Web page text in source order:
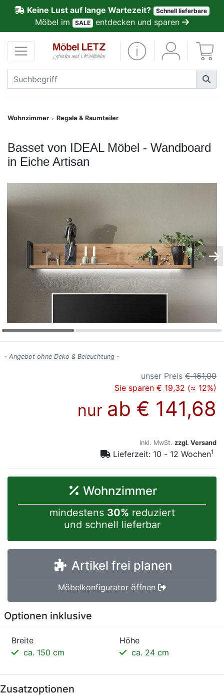
Keine Lust auf lange Wartezeit? Schnell lieferbare
Möbel im SALE entdecken und sparen
Wohnzimmer > Regale & Raumteiler
Basset von IDEAL Möbel - Wandboard
in Eiche Artisan
- Angebot ohne Deko & Beleuchtung -
unser Preis € 161,00
Sie sparen € 19,32 (≈ 12%)
nur ab € 141,68
inkl. MwSt. zzgl. Versand
Lieferzeit: 10 - 12 Wochen1
Wohnzimmer
mindestens 30% reduziert
und schnell lieferbar
Artikel frei planen
Möbelkonfigurator öffnen
Optionen inklusive
Breite
ca. 150 cm
Höhe
ca. 24 cm
Zusatzoptionen
Kundenmeinungen
Anmelden
PREMIUM
Schnell
SALE
Konfigurator
Finanzierung
Markenwelt
Letz-
Deals